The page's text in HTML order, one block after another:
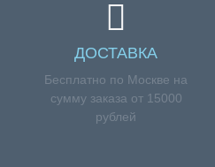
ДОСТАВКА
Бесплатно по Москве на
сумму заказа от 15000
рублей